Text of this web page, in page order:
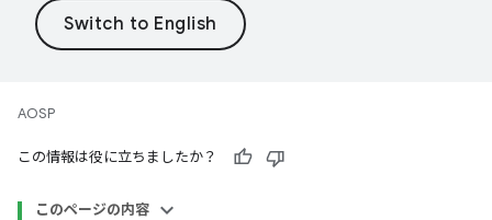
AOSP
この情報は役に立ちましたか？
このページの内容